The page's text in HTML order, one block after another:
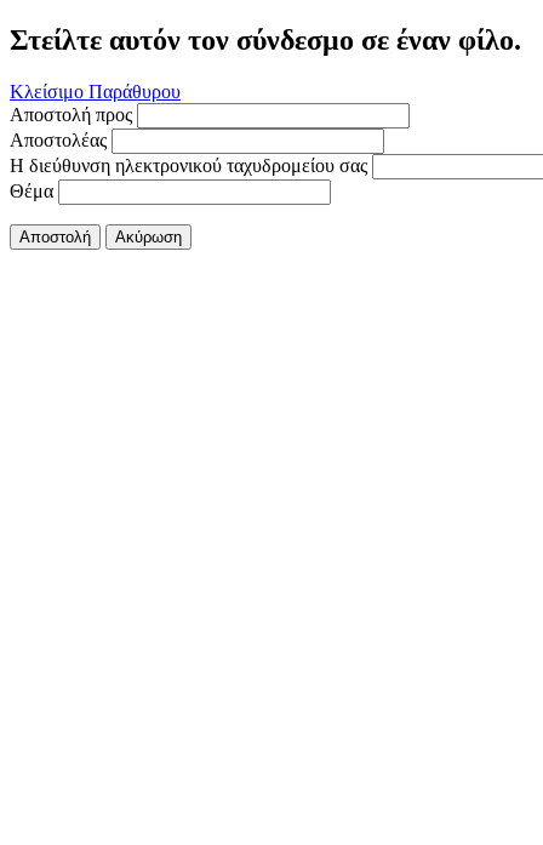
Στείλτε αυτόν τον σύνδεσμο σε έναν φίλο.
Κλείσιμο Παράθυρου
Αποστολή προς
Αποστολέας
Η διεύθυνση ηλεκτρονικού ταχυδρομείου σας
Θέμα
Αποστολή Ακύρωση